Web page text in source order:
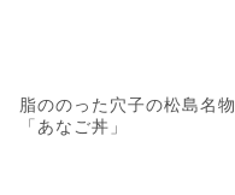
脂ののった穴子の松島名物
「あなご丼」